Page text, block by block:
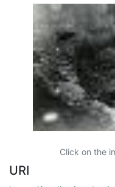
Click on the
URI